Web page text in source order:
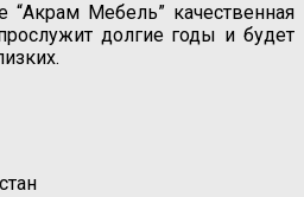
“Акрам Мебель” качественная
долгие годы и будет